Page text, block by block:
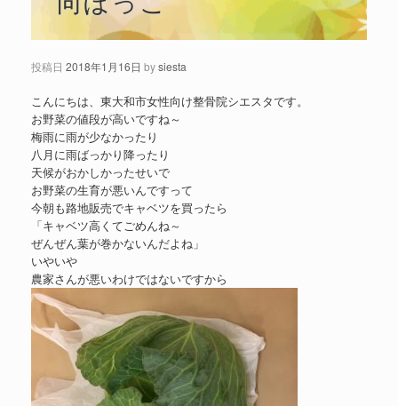
投稿日 2018年1月16日 bysiesta
こんにちは、東大和市女性向け整骨院シエスタです。
お野菜の値段が高いですね～
梅雨に雨が少なかったり
八月に雨ばっかり降ったり
天候がおかしかったせいで
お野菜の生育が悪いんですって
今朝も路地販売でキャベツを買ったら
「キャベツ高くてごめんね～
ぜんぜん葉が巻かないんだよね」
いやいや
農家さんが悪いわけではないですから